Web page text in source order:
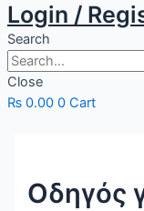
Login /
Search
Close
₨ 0.00 0 Cart
Οδηγός